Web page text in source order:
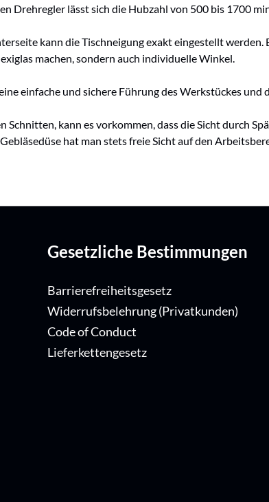
Drehregler lässt sich die Hubzahl von 500 bis 1700
kann die Tischneigung exakt eingestellt
machen, sondern auch individuelle Winkel.
einfache und sichere Führung des Werkstückes und
Schnitten, kann es vorkommen, dass die Sicht durch
hat man stets freie Sicht auf den
Gesetzliche Bestimmungen
Barrierefreiheitsgesetz
Widerrufsbelehrung (Privatkunden)
Code of Conduct
Lieferkettengesetz